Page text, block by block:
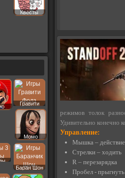
режимов толок
Удивительно конечно
Управление:
Мышка – действие
Стрелки – ходить
R – перезарядка
Пробел - прыгнуть
Квесты
Гравити
Фолз
Момо
Баран Шон